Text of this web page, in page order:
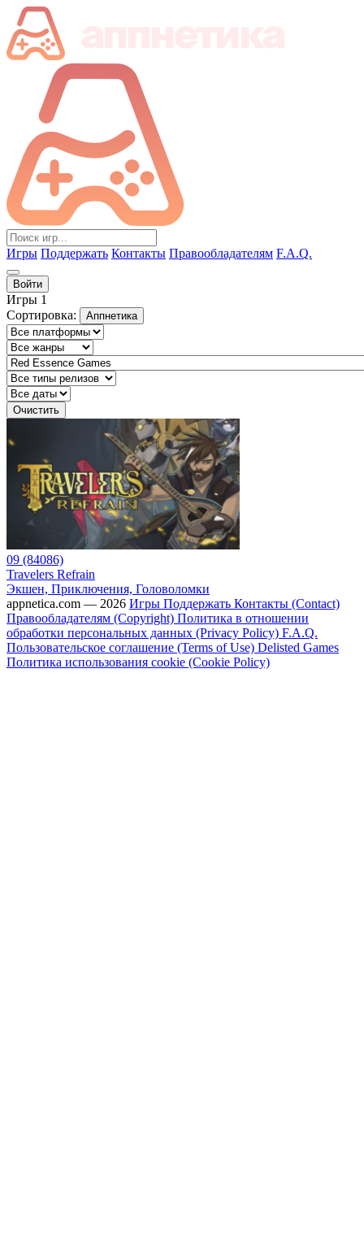
Игры Поддержать Контакты Правообладателям F.A.Q.
Войти
Игры 1
Сортировка:
Аппнетика
Очистить
09 (84086)
Travelers Refrain
Экшен, Приключения, Головоломки
appnetica.com — 2026 Игры Поддержать Контакты (Contact)
Правообладателям (Copyright) Политика в отношении
обработки персональных данных (Privacy Policy) F.A.Q.
Пользовательское соглашение (Terms of Use) Delisted Games
Политика использования cookie (Cookie Policy)